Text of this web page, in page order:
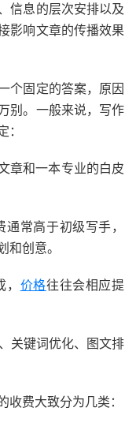
信息的层次安排以及
影响文章的传播效果
个固定的答案，原因
别。一般来说，写作
章和一本专业的白皮
常高于初级写手，
创意。
价格往往会相应提
关键词优化、图文排
费大致分为几类：